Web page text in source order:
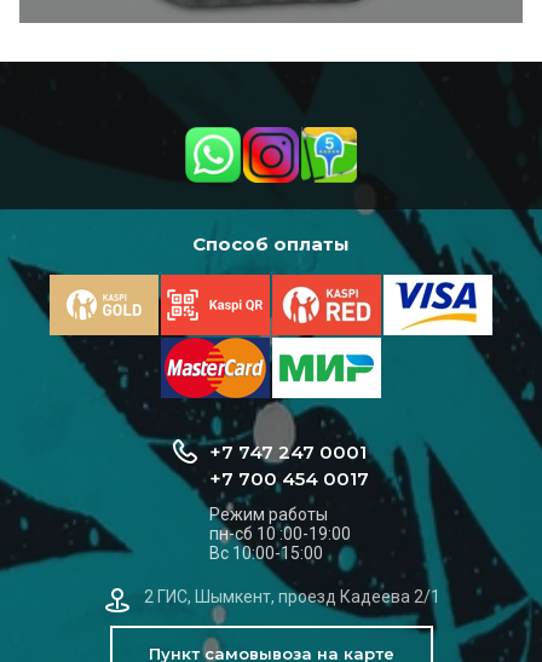
Способ оплаты
+7 747 247 0001
+7 700 454 0017
Режим работы
пн-сб 10 :00-19:00
Вс 10:00-15:00
2 ГИС, Шымкент, проезд Кадеева 2/1
Пункт самовывоза на карте